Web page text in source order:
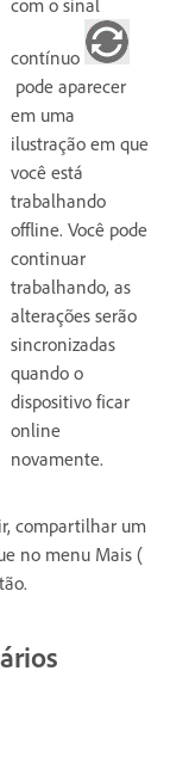
contínuo
pode aparecer
em uma
ilustração em que
você está
trabalhando
offline. Você pode
continuar
trabalhando, as
alterações serão
sincronizadas
quando o
dispositivo ficar
online
novamente.
compartilhar um
no menu Mais (